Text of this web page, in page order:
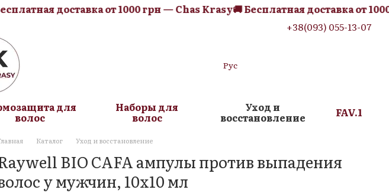
доставка от 1000 грн — Chas Krasy🚚 Бесплатная доставка от 1000
+38(093) 055-13-07
Рус
для
волос
Наборы для
волос
Уход и
восстановление FAV.1
Каталог Уход и восстановление
BIO CAFA ампулы против выпадения
у мужчин, 10x10 мл